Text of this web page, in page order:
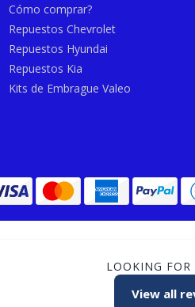
Cómo comprar?
Repuestos Chevrolet
Repuestos Hyundai
Repuestos Kia
Kits de Embrague Valeo
LOOKING FOR
View all